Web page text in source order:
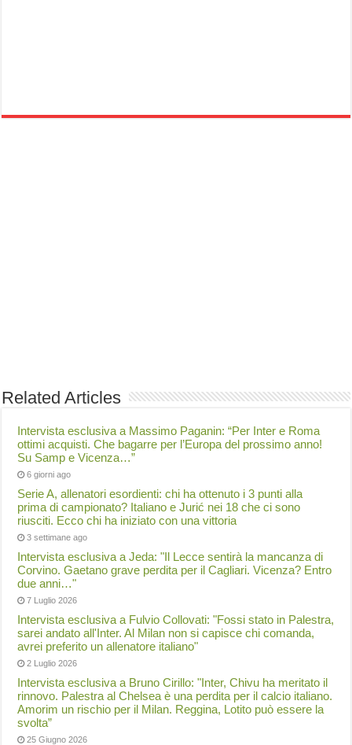
Related Articles
Intervista esclusiva a Massimo Paganin: “Per Inter e Roma
ottimi acquisti. Che bagarre per l’Europa del prossimo anno!
Su Samp e Vicenza…”
6 giorni ago
Serie A, allenatori esordienti: chi ha ottenuto i 3 punti alla
prima di campionato? Italiano e Jurić nei 18 che ci sono
riusciti. Ecco chi ha iniziato con una vittoria
3 settimane ago
Intervista esclusiva a Jeda: "Il Lecce sentirà la mancanza di
Corvino. Gaetano grave perdita per il Cagliari. Vicenza? Entro
due anni…"
7 Luglio 2026
Intervista esclusiva a Fulvio Collovati: "Fossi stato in Palestra,
sarei andato all'Inter. Al Milan non si capisce chi comanda,
avrei preferito un allenatore italiano"
2 Luglio 2026
Intervista esclusiva a Bruno Cirillo: "Inter, Chivu ha meritato il
rinnovo. Palestra al Chelsea è una perdita per il calcio italiano.
Amorim un rischio per il Milan. Reggina, Lotito può essere la
svolta”
25 Giugno 2026